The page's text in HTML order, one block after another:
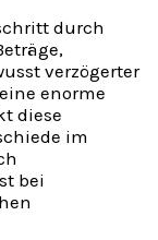
durch
verzögerter
enorme
diese
im
bei